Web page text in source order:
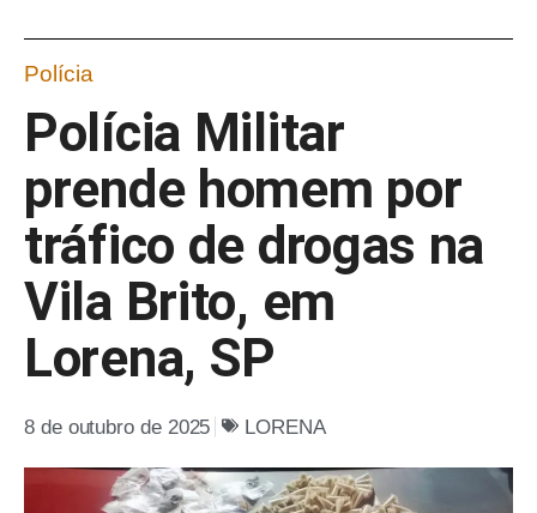
Polícia
Polícia Militar
prende homem por
tráfico de drogas na
Vila Brito, em
Lorena, SP
8 de outubro de 2025 LORENA